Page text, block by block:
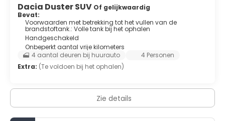
Dacia Duster SUV Of gelijkwaardig
Bevat:
Voorwaarden met betrekking tot het vullen van de
brandstoftank.: Volle tank bij het ophalen
Handgeschakeld
Onbeperkt aantal vrije kilometers
4 aantal deuren bij huurauto
4 Personen
Extra: (Te voldoen bij het ophalen)
Zie details